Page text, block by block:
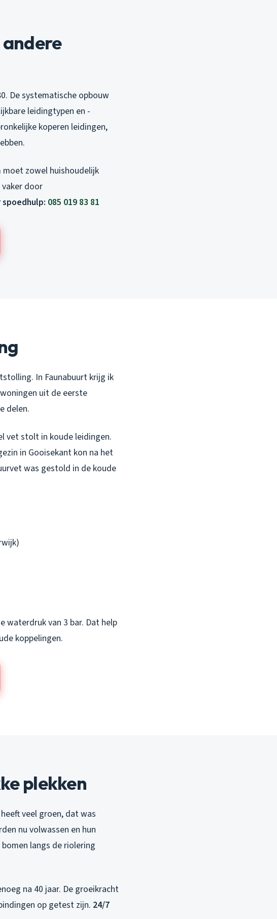
De systematische opbouw
leidingtypen en -
koperen leidingen,
moet zowel huishoudelijk
door
085 019 83 81
In Faunabuurt krijg ik
uit de eerste
delen.
vet stolt in koude leidingen.
in Gooisekant kon na het
was gestold in de koude
waterdruk van 3 bar. Dat help
koppelingen.
plekken
veel groen, dat was
nu volwassen en hun
langs de riolering
na 40 jaar. De groeikracht
op getest zijn. 24/7